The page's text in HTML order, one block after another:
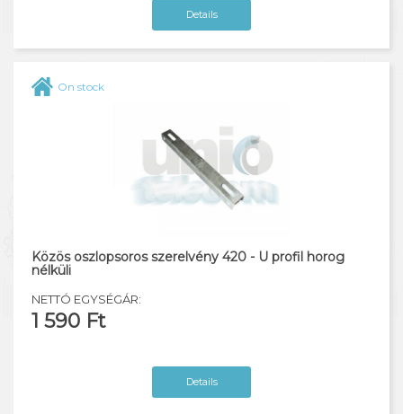
Details
On stock
Közös oszlopsoros szerelvény 420 - U profil horog
nélküli
NETTÓ EGYSÉGÁR:
1 590 Ft
Details